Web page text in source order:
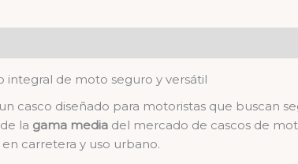
integral de moto seguro y versátil
casco diseñado para motoristas que buscan
la gama media del mercado de cascos de
carretera y uso urbano.